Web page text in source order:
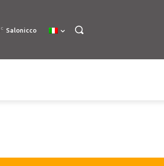
C Salonicco